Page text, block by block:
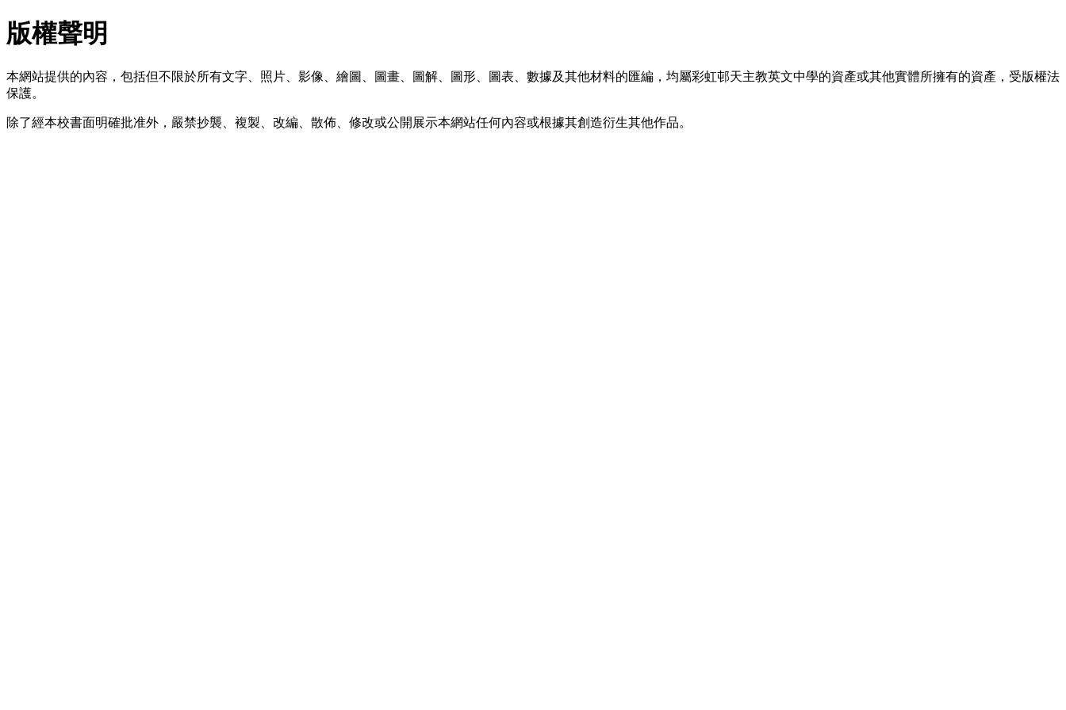
版權聲明
本網站提供的內容，包括但不限於所有文字、照片、影像、繪圖、圖畫、圖解、圖形、圖表、數據及其他材料的匯編，均屬彩虹邨天主教英文中學的資產或其他實體所擁有的資產，受版權法
保護。
除了經本校書面明確批准外，嚴禁抄襲、複製、改編、散佈、修改或公開展示本網站任何內容或根據其創造衍生其他作品。